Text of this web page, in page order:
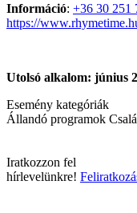
Információ: +36 30 251
https://
Utolsó alkalom: június
Esemény kategóriák
Állandó programok
Iratkozzon fel
hírlevelünkre!